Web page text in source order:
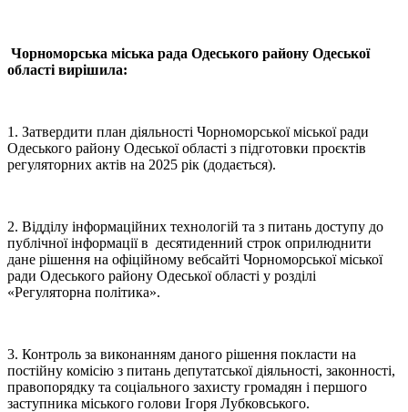
Чорноморська міська рада Одеського району Одеської
області вирішила:
1. Затвердити план діяльності Чорноморської міської ради
Одеського району Одеської області з підготовки проєктів
регуляторних актів на 2025 рік (додається).
2. Відділу інформаційних технологій та з питань доступу до
публічної інформації в десятиденний строк оприлюднити
дане рішення на офіційному вебсайті Чорноморської міської
ради Одеського району Одеської області у розділі
«Регуляторна політика».
3. Контроль за виконанням даного рішення покласти на
постійну комісію з питань депутатської діяльності, законності,
правопорядку та соціального захисту громадян і першого
заступника міського голови Ігоря Лубковського.